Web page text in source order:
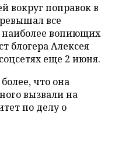
вокруг поправок в
все
вопиющих
блогера Алексея
еще 2 июня.
что она
вызвали на
по делу о